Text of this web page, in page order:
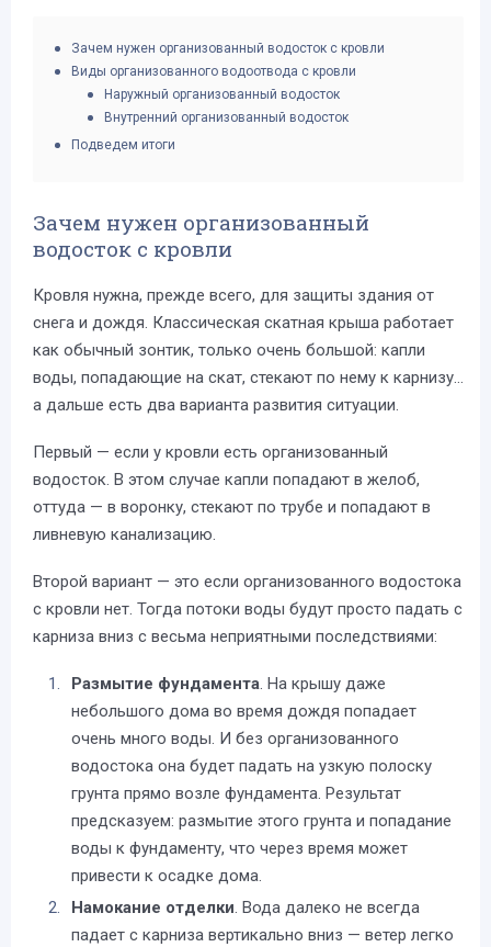
Зачем нужен организованный водосток с кровли
Виды организованного водоотвода с кровли
Наружный организованный водосток
Внутренний организованный водосток
Подведем итоги
Зачем нужен организованный
водосток с кровли
Кровля нужна, прежде всего, для защиты здания от
снега и дождя. Классическая скатная крыша работает
как обычный зонтик, только очень большой: капли
воды, попадающие на скат, стекают по нему к карнизу…
а дальше есть два варианта развития ситуации.
Первый — если у кровли есть организованный
водосток. В этом случае капли попадают в желоб,
оттуда — в воронку, стекают по трубе и попадают в
ливневую канализацию.
Второй вариант — это если организованного водостока
с кровли нет. Тогда потоки воды будут просто падать с
карниза вниз с весьма неприятными последствиями:
Размытие фундамента. На крышу даже
небольшого дома во время дождя попадает
очень много воды. И без организованного
водостока она будет падать на узкую полоску
грунта прямо возле фундамента. Результат
предсказуем: размытие этого грунта и попадание
воды к фундаменту, что через время может
привести к осадке дома.
Намокание отделки. Вода далеко не всегда
падает с карниза вертикально вниз — ветер легко